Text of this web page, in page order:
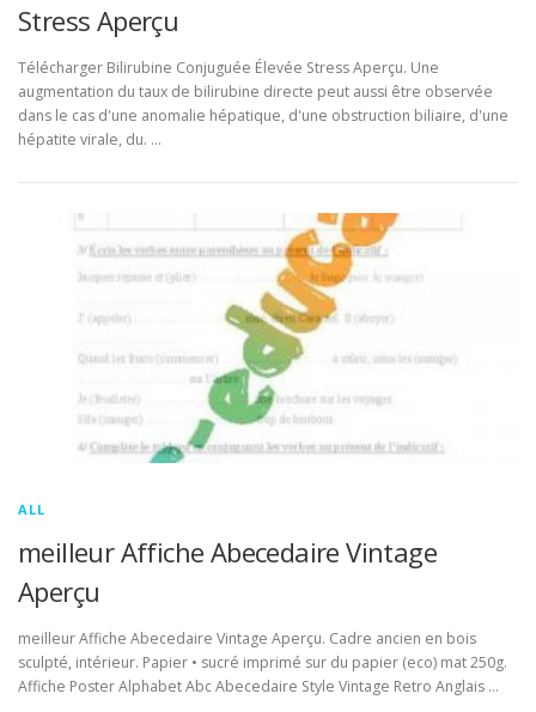
Stress Aperçu
Télécharger Bilirubine Conjuguée Élevée Stress Aperçu. Une
augmentation du taux de bilirubine directe peut aussi être observée
dans le cas d'une anomalie hépatique, d'une obstruction biliaire, d'une
hépatite virale, du. …
ALL
meilleur Affiche Abecedaire Vintage
Aperçu
meilleur Affiche Abecedaire Vintage Aperçu. Cadre ancien en bois
sculpté, intérieur. Papier • sucré imprimé sur du papier (eco) mat 250g.
Affiche Poster Alphabet Abc Abecedaire Style Vintage Retro Anglais …